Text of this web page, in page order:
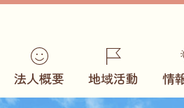
法人概要 地域活動 情